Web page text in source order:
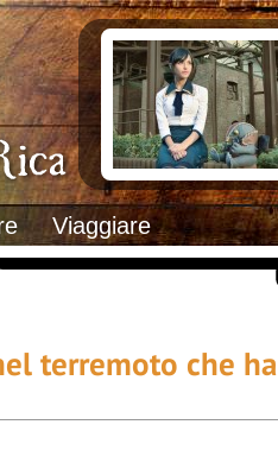
Viaggiare
Documenti
Italiani in Costa
L’ambasciata
Opportunità
terremoto che